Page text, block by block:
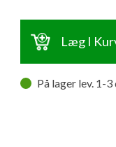
Læg I
På lager lev. 1-3